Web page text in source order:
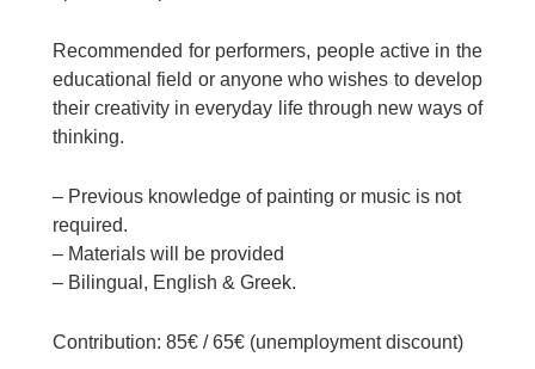
Recommended for performers, people active in the
educational field or anyone who wishes to develop
their creativity in everyday life through new ways of
thinking.
– Previous knowledge of painting or music is not
required.
– Materials will be provided
– Bilingual, English & Greek.
Contribution: 85€ / 65€ (unemployment discount)